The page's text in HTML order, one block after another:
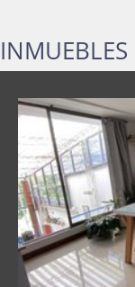
INMUEBLES